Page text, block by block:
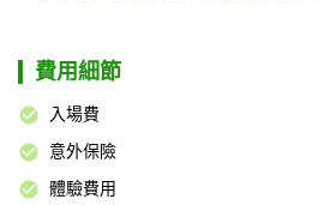
費用細節
入場費
意外保險
體驗費用